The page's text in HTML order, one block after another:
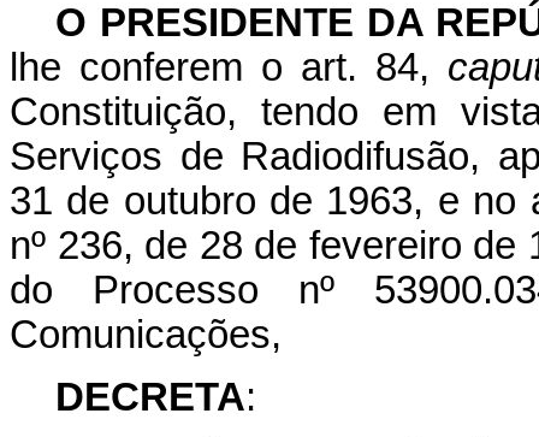
O PRESIDENTE DA
lhe conferem o art. 84,
Constituição, tendo em
Serviços de Radiodifusão,
31 de outubro de 1963, e
nº 236, de 28 de fevereiro
do Processo nº
Comunicações,
DECRETA: